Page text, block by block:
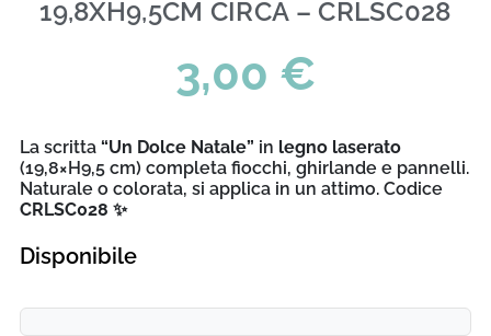
19,8XH9,5CM CIRCA – CRLSC028
3,00 €
La scritta “Un Dolce Natale” in legno laserato
(19,8×H9,5 cm) completa fiocchi, ghirlande e pannelli.
Naturale o colorata, si applica in un attimo. Codice
CRLSC028 ✨
Disponibile